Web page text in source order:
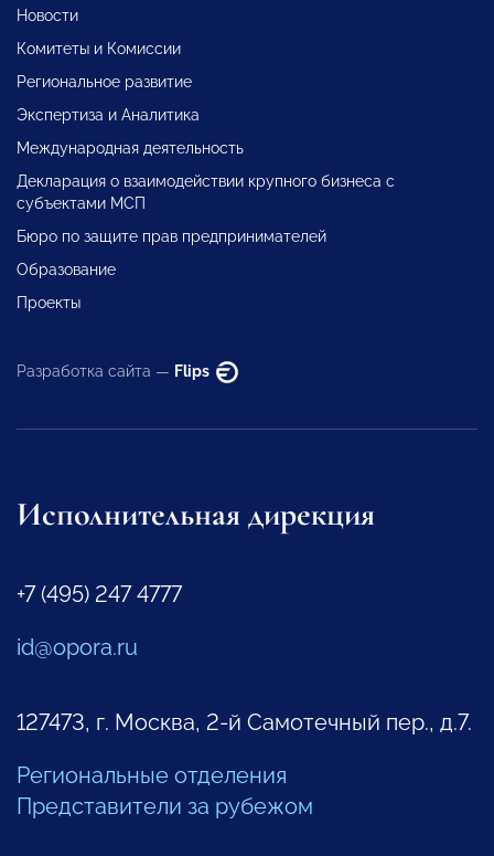
Новости
Комитеты и Комиссии
Региональное развитие
Экспертиза и Аналитика
Международная деятельность
Декларация о взаимодействии крупного бизнеса с
субъектами МСП
Бюро по защите прав предпринимателей
Образование
Проекты
Разработка сайта — Flips
Исполнительная дирекция
+7 (495) 247 4777
id@opora.ru
127473, г. Москва, 2-й Самотечный пер., д.7.
Региональные отделения
Представители за рубежом